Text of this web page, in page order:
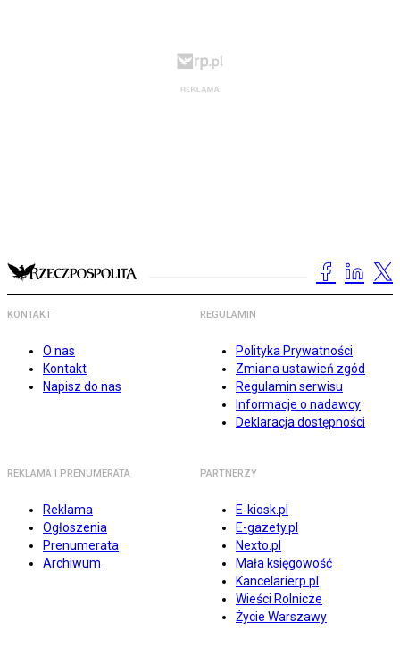
KONTAKT
O nas
Kontakt
Napisz do nas
REGULAMIN
Polityka Prywatności
Zmiana ustawień zgód
Regulamin serwisu
Informacje o nadawcy
Deklaracja dostępności
REKLAMA I PRENUMERATA
Reklama
Ogłoszenia
Prenumerata
Archiwum
PARTNERZY
E-kiosk.pl
E-gazety.pl
Nexto.pl
Mała księgowość
Kancelarierp.pl
Wieści Rolnicze
Życie Warszawy